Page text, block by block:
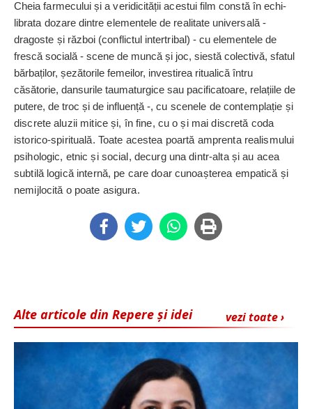
Cheia farmecului și a veri­di­ci­tății acestui film constă în echi­
librata dozare dintre elemen­tele de realitate universală -
dragoste și război (conflictul intertribal) -cu elementele de
frescă socială - scene de muncă și joc, siestă colectivă, sfatul
bărbaților, șezătorile femeilor, investirea ritualică întru
căsătorie, dansurile taumaturgice sau pacificatoare, relațiile de
putere, de troc și de influență -, cu scenele de contemplație și
discrete aluzii mitice și, în fine, cu o și mai discretă coda
istorico-spirituală. Toate acestea poartă amprenta realismului
psihologic, etnic și social, decurg una dintr-alta și au acea
subtilă logică internă, pe care doar cunoașterea ­empatică și
nemijlocită o poate asigura.
vezi toate ›
Alte articole din Repere și idei